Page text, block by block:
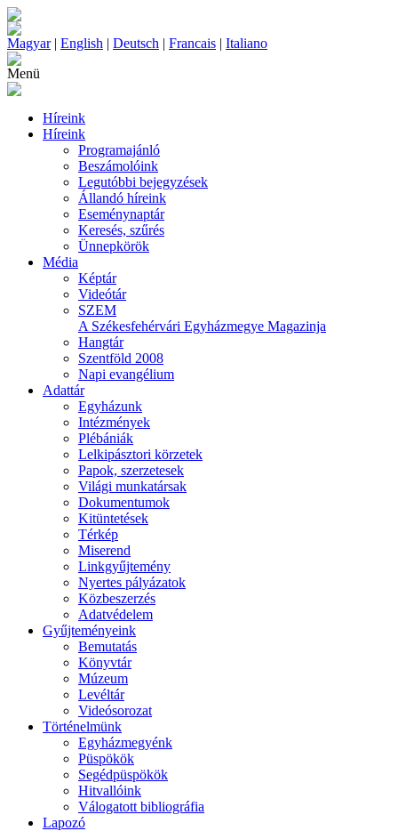
Magyar| English | Deutsch | Francais | Italiano
Menü
Híreink
Híreink
Programajánló
Beszámolóink
Legutóbbi bejegyzések
Állandó híreink
Eseménynaptár
Keresés, szűrés
Ünnepkörök
Média
Képtár
Videótár
SZEM
A Székesfehérvári Egyházmegye Magazinja
Hangtár
Szentföld 2008
Napi evangélium
Adattár
Egyházunk
Intézmények
Plébániák
Lelkipásztori körzetek
Papok, szerzetesek
Világi munkatársak
Dokumentumok
Kitüntetések
Térkép
Miserend
Linkgyűjtemény
Nyertes pályázatok
Közbeszerzés
Adatvédelem
Gyűjteményeink
Bemutatás
Könyvtár
Múzeum
Levéltár
Videósorozat
Történelmünk
Egyházmegyénk
Püspökök
Segédpüspökök
Hitvallóink
Válogatott bibliográfia
Lapozó